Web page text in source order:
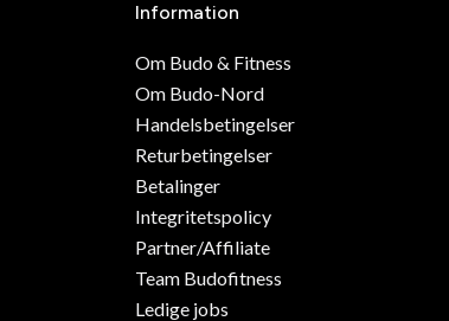
Information
Om Budo & Fitness
Om Budo-Nord
Handelsbetingelser
Returbetingelser
Betalinger
Integritetspolicy
Partner/Affiliate
Team Budofitness
Ledige jobs